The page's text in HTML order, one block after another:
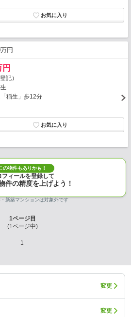
円
円
記）
稲生」歩12分
の物件もありかも！
フィールを登録して
件の精度を上げよう！
新築マンションは対象外です
1ページ目
(1ページ中)
1
変更
変更